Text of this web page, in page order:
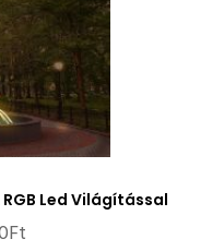
Led Világítással
Ft